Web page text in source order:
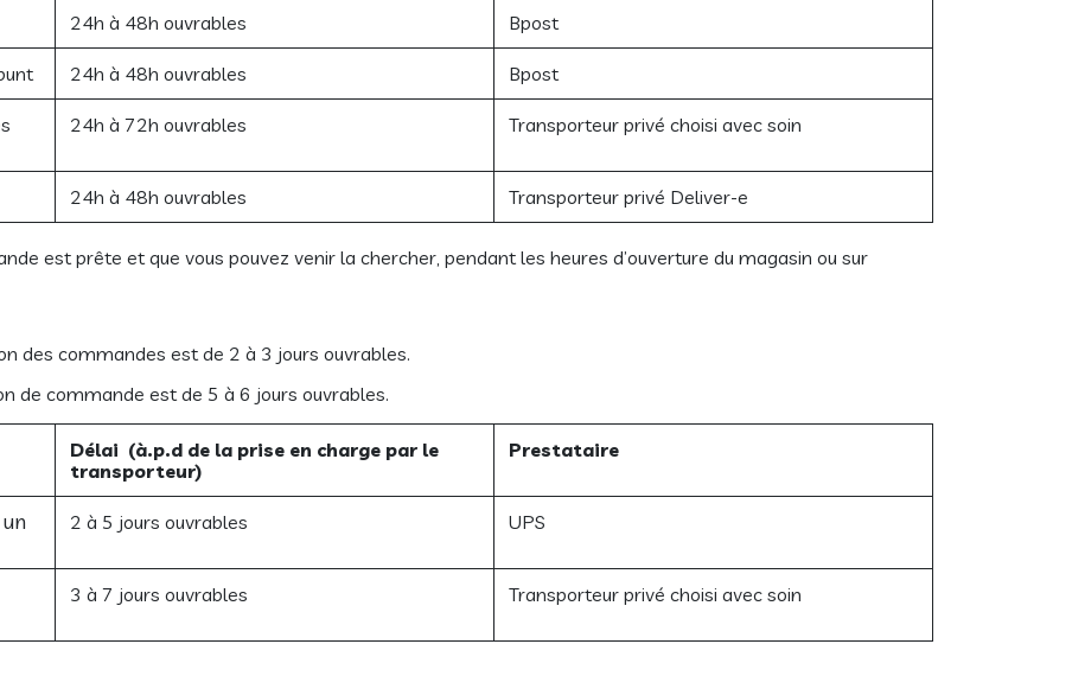
24h à 48h ouvrables Bpost
24h à 48h ouvrables Bpost
24h à 72h ouvrables Transporteur privé choisi avec soin
24h à 48h ouvrables Transporteur privé Deliver-e
est prête et que vous pouvez venir la chercher, pendant les heures d’ouverture du magasin ou sur
des commandes est de 2 à 3 jours ouvrables.
de commande est de 5 à 6 jours ouvrables.
Délai (à.p.d de la prise en charge par le
transporteur)
Prestataire
2 à 5 jours ouvrables UPS
3 à 7 jours ouvrables Transporteur privé choisi avec soin